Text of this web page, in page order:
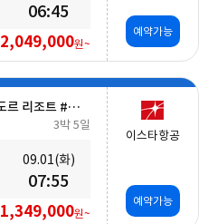
06:45
2,049,000원~
예약가능
[나트랑 안심 자유여행] 스완도르 리조트 #올인크루시브+오션뷰+밤 10시 레체포함+미니바1회 5일
3박 5일
09.01(화)
07:55
1,349,000원~
이스타항공
예약가능